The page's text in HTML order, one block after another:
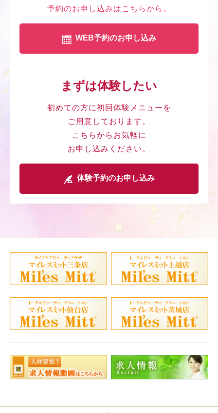
予約のお申し込みはこちらから。
WEB予約のお申し込み
まずは体験したい
初めての方に初回体験メニューを
ご用意しております。
こちらからお気軽に
お申し込みください。
体験予約のお申し込み